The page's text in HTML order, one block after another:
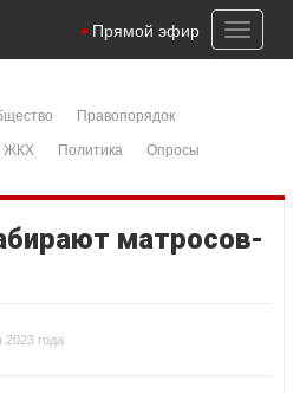
Toggle
Прямой эфир
Правопорядок
ЖКХ Политика
Опросы
матросов-
года